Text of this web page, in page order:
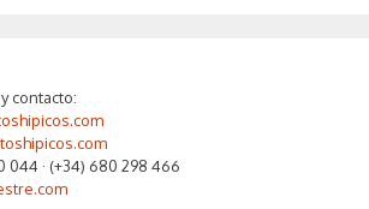
contacto:
044 · (+34) 680 298 466